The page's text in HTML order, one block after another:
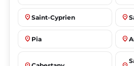
place Saint-Cyprien place
place Pia place